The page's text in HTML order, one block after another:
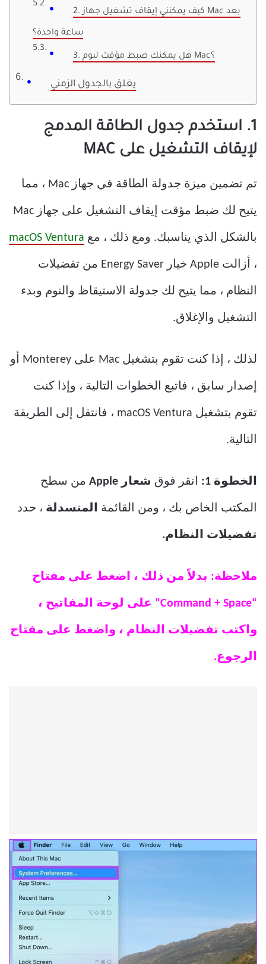
2. كيف يمكنني إيقاف تشغيل جهاز Mac بعد
ساعة واحدة؟
3. هل يمكنك ضبط مؤقت لنوم Mac؟
يغلق بالجدول الزمني
1. استخدم جدول الطاقة المدمج
لإيقاف التشغيل على MAC
تم تضمين ميزة جدولة الطاقة في جهاز Mac ، مما
يتيح لك ضبط مؤقت إيقاف التشغيل على جهاز Mac
بالشكل الذي يناسبك. ومع ذلك ، مع macOS Ventura
، أزالت Apple خيار Energy Saver من تفضيلات
النظام ، مما يتيح لك جدولة الاستيقاظ والنوم وبدء
التشغيل والإغلاق.
لذلك ، إذا كنت تقوم بتشغيل Mac على Monterey أو
إصدار سابق ، فاتبع الخطوات التالية ، وإذا كنت
تقوم بتشغيل macOS Ventura ، فانتقل إلى الطريقة
التالية.
الخطوة 1: انقر فوق شعار Apple من سطح
المكتب الخاص بك ، ومن القائمة المنسدلة ، حدد
تفضيلات النظام.
ملاحظة: بدلاً من ذلك ، اضغط على مفتاح
“Command + Space” على لوحة المفاتيح ،
واكتب تفضيلات النظام ، واضغط على مفتاح
الرجوع.